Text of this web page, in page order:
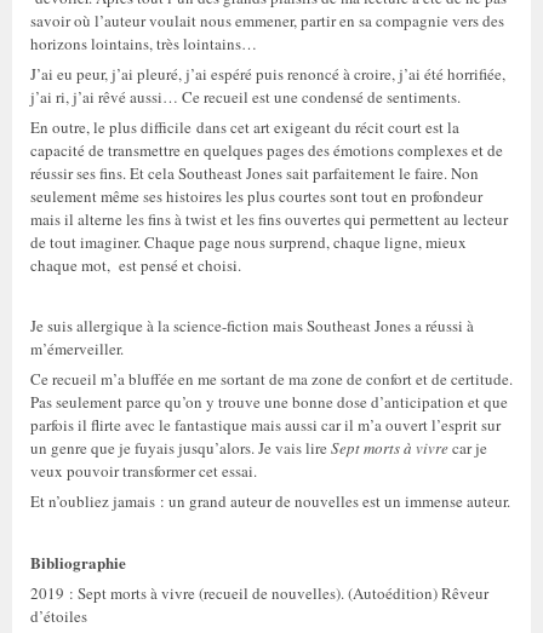
savoir où l’auteur voulait nous emmener, partir en sa compagnie vers des
horizons lointains, très lointains…
J’ai eu peur, j’ai pleuré, j’ai espéré puis renoncé à croire, j’ai été horrifiée,
j’ai ri, j’ai rêvé aussi… Ce recueil est une condensé de sentiments.
En outre, le plus difficile dans cet art exigeant du récit court est la
capacité de transmettre en quelques pages des émotions complexes et de
réussir ses fins. Et cela Southeast Jones sait parfaitement le faire. Non
seulement même ses histoires les plus courtes sont tout en profondeur
mais il alterne les fins à twist et les fins ouvertes qui permettent au lecteur
de tout imaginer. Chaque page nous surprend, chaque ligne, mieux
chaque mot, est pensé et choisi.
Je suis allergique à la science-fiction mais Southeast Jones a réussi à
m’émerveiller.
Ce recueil m’a bluffée en me sortant de ma zone de confort et de certitude.
Pas seulement parce qu’on y trouve une bonne dose d’anticipation et que
parfois il flirte avec le fantastique mais aussi car il m’a ouvert l’esprit sur
un genre que je fuyais jusqu’alors. Je vais lire Sept morts à vivrecar je
veux pouvoir transformer cet essai.
Et n’oubliez jamais : un grand auteur de nouvelles est un immense auteur.
Bibliographie
2019 : Sept morts à vivre (recueil de nouvelles). (Autoédition) Rêveur
d’étoiles